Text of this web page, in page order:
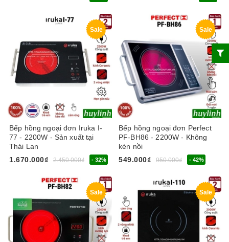
Sale
Bếp hồng ngoại đơn Iruka I-
77 - 2200W - Sản xuất tại
Thái Lan
1.670.000₫
2.450.000₫ - 32%
Sale
Bếp hồng ngoại đơn Perfect
PF-BH86 - 2200W - Không
kén nồi
549.000₫
950.000₫ - 42%
Sale Sale